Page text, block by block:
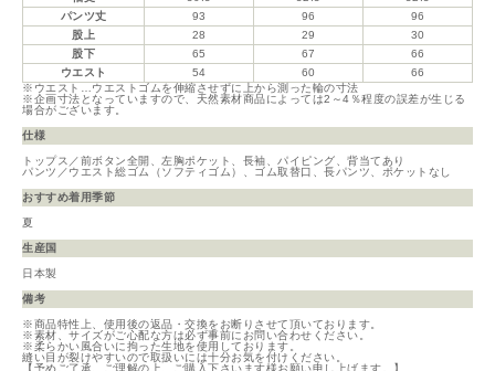
パンツ丈
93 96
96
股上
28 29
30
股下
65 67
66
ウエスト
54 60
66
※ウエスト…ウエストゴムを伸縮させずに上から測った輪の寸法
※企画寸法となっていますので、天然素材商品によっては2～4％程度の誤差が生じる
場合がございます。
仕様
トップス／前ボタン全開、左胸ポケット、長袖、パイピング、背当てあり
パンツ／ウエスト総ゴム（ソフティゴム）、ゴム取替口、長パンツ、ポケットなし
おすすめ着用季節
夏
生産国
日本製
備考
※商品特性上、使用後の返品・交換をお断りさせて頂いております。
※素材、サイズがご心配な方は必ず事前にお問い合わせください。
※柔らかい風合いに拘った生地を使用しております。
縫い目が裂けやすいので取扱いには十分お気を付けください。
【予めご了承、ご理解の上、ご購入下さいます様お願い申し上げます。】